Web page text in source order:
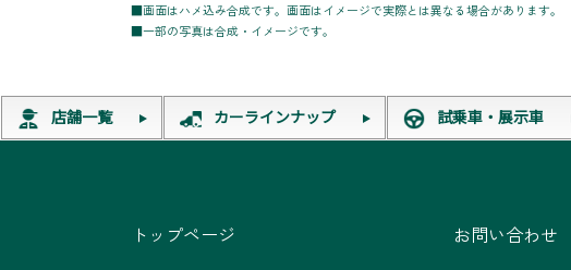
■画面はハメ込み合成です。画面はイメージで実際とは異なる場合があります。
■一部の写真は合成・イメージです。
店舗一覧 カーラインナップ 試乗車・展示車
トップページ お問い合わせ